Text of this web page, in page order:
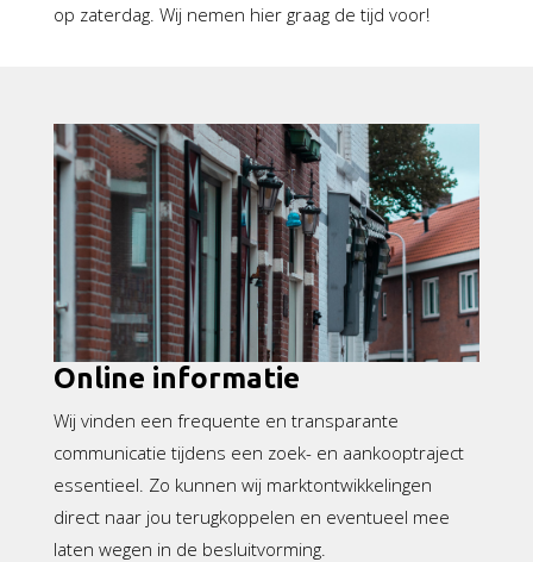
op zaterdag. Wij nemen hier graag de tijd voor!
Online informatie
Wij vinden een frequente en transparante
communicatie tijdens een zoek- en aankooptraject
essentieel. Zo kunnen wij marktontwikkelingen
direct naar jou terugkoppelen en eventueel mee
laten wegen in de besluitvorming.